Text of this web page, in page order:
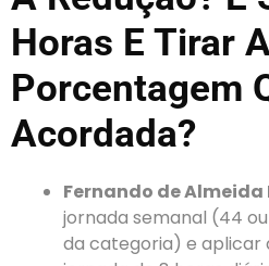
Horas E Tirar
Porcentagem
Acordada?
Fernando de Almeida
jornada semanal (44
da categoria) e aplicar